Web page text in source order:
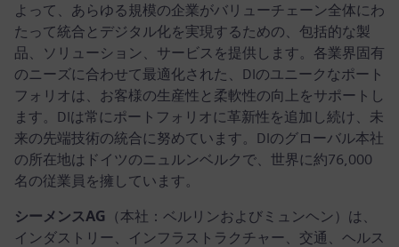
よって、あらゆる規模の企業がバリューチェーン全体にわ
たって統合とデジタル化を実現するための、包括的な製
品、ソリューション、サービスを提供します。各業界固有
のニーズに合わせて最適化された、DIのユニークなポート
フォリオは、お客様の生産性と柔軟性の向上をサポートし
ます。DIは常にポートフォリオに革新性を追加し続け、未
来の先端技術の統合に努めています。DIのグローバル本社
の所在地はドイツのニュルンベルクで、世界に約76,000
名の従業員を擁しています。
シーメンスAG （本社：ベルリンおよびミュンヘン）は、
インダストリー、インフラストラクチャー、交通、ヘルス